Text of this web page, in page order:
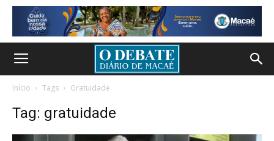
Início Tags Gratuidade
Tag: gratuidade